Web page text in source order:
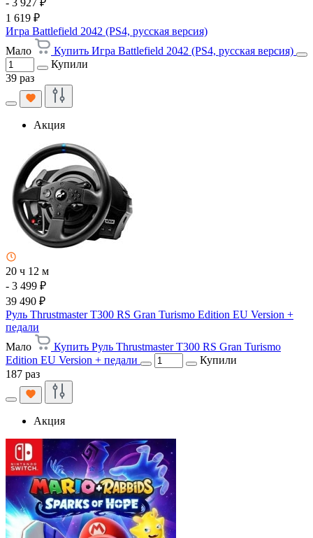
1 619 ₽
Игра Battlefield 2042 (PS4, русская версия)
Мало
Купить Игра Battlefield 2042 (PS4, русская версия)
Купили
39 раз
Акция
20 ч 12 м
- 3 499 ₽
39 490 ₽
Руль Thrustmaster T300 RS Gran Turismo Edition EU Version +
педали
Мало
Купить Руль Thrustmaster T300 RS Gran Turismo
Edition EU Version + педали
Купили
187 раз
Акция